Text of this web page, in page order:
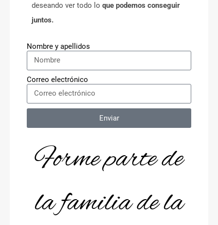
deseando ver todo lo que podemos conseguir
juntos.
Nombre y apellidos
Correo electrónico
Enviar
Forme parte de
la familia de la